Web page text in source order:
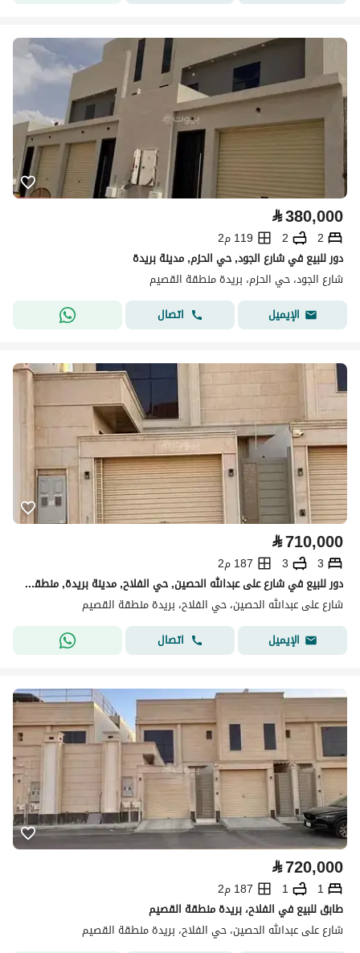
⃁380,000
2
2
119 م2
دور للبيع في شارع الجود, حي الحزم, مدينة بريدة
شارع الجود، حي الحزم، بريدة منطقة القصيم
الإيميل
اتصال
⃁710,000
3
3
187 م2
دور للبيع في شارع على عبدالله الحصين, حي الفلاح, مدينة بريدة, منطقة القصيم
شارع على عبدالله الحصين، حي الفلاح، بريدة منطقة القصيم
الإيميل
اتصال
⃁720,000
1
1
187 م2
طابق للبيع في الفلاح، بريدة منطقة القصيم
شارع على عبدالله الحصين، حي الفلاح، بريدة منطقة القصيم